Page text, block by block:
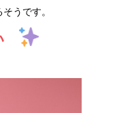
うです。